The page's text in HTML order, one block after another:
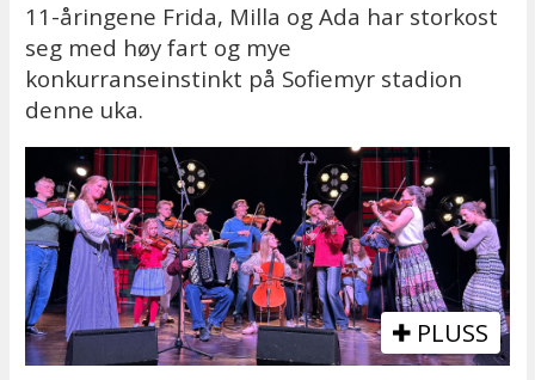
11-åringene Frida, Milla og Ada har storkost
seg med høy fart og mye
konkurranseinstinkt på Sofiemyr stadion
denne uka.
PLUSS